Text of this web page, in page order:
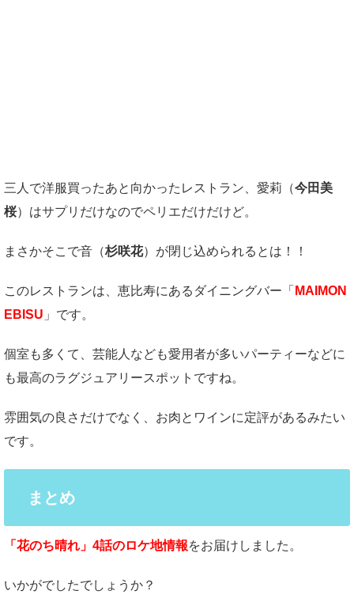
三人で洋服買ったあと向かったレストラン、愛莉（今田美
桜）はサプリだけなのでペリエだけだけど。
まさかそこで音（杉咲花）が閉じ込められるとは！！
このレストランは、恵比寿にあるダイニングバー「 MAIMON
EBISU 」です。
個室も多くて、芸能人なども愛用者が多いパーティーなどに
も最高のラグジュアリースポットですね。
雰囲気の良さだけでなく、お肉とワインに定評があるみたい
です。
まとめ
「花のち晴れ」4話のロケ地情報をお届けしました。
いかがでしたでしょうか？